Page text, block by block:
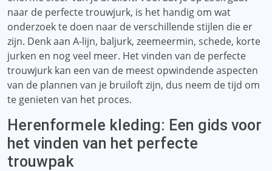
naar de perfecte trouwjurk, is het handig om wat
onderzoek te doen naar de verschillende stijlen die er
zijn. Denk aan A-lijn, baljurk, zeemeermin, schede, korte
jurken en nog veel meer. Het vinden van de perfecte
trouwjurk kan een van de meest opwindende aspecten
van de plannen van je bruiloft zijn, dus neem de tijd om
te genieten van het proces.
Herenformele kleding: Een gids voor
het vinden van het perfecte
trouwpak